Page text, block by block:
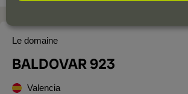
Le domaine
BALDOVAR 923
Valencia